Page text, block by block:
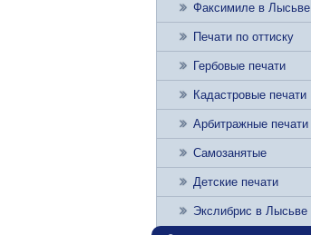
Факсимиле в Лысьве
Печати по оттиску
Гербовые печати
Кадастровые печати
Арбитражные печати
Самозанятые
Детские печати
Экслибрис в Лысьве